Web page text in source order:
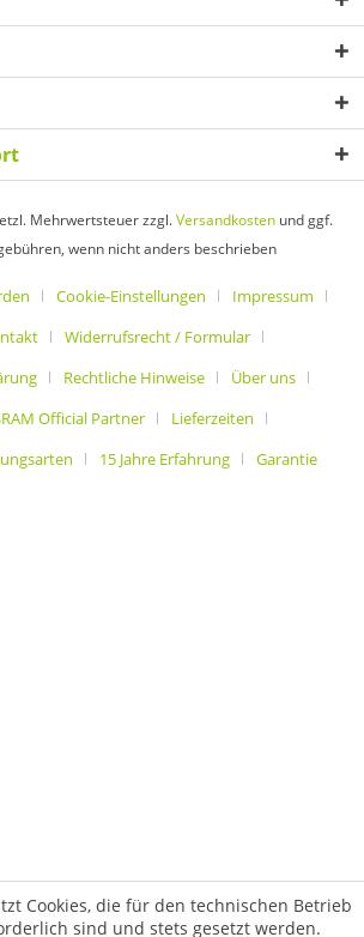
Mehrwertsteuer zzgl.Versandkosten und ggf.
wenn nicht anders beschrieben
Cookie-Einstellungen
Impressum
Widerrufsrecht / Formular
Rechtliche Hinweise
Über uns
Official Partner
Lieferzeiten
15 Jahre Erfahrung Garantie
Cookies, die für den technischen Betrieb
sind und stets gesetzt werden.